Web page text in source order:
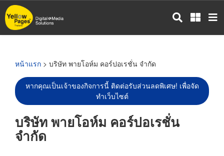
ข้าม
ไป
หน้าแรก > บริษัท พายโอห์ม คอร์ปอเรชั่น จำกัด
หากคุณเป็นเจ้าของกิจการนี้ ติดต่อรับส่วนลดพิเศษ! เพื่อจัด
ทำเว็บไซต์
บริษัท พายโอห์ม คอร์ปอเรชั่น
จำกัด